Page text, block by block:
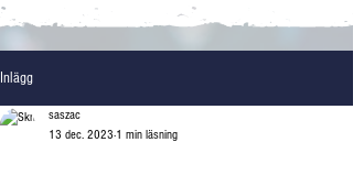
Inlägg
saszac
13 dec. 2023 1 min läsning